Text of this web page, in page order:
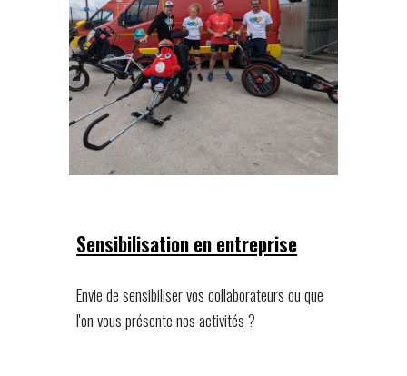
Sensibilisation en entreprise
Envie de sensibiliser vos collaborateurs ou que
l'on vous présente nos activités ?